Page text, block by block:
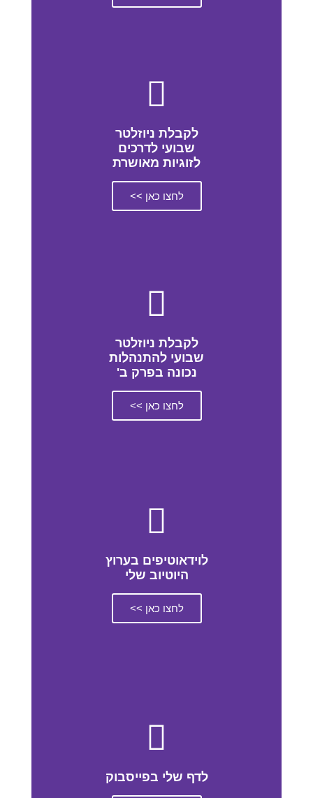
לקבלת ניוזלטר
שבועי לדרכים
לזוגיות מאושרת
לחצו כאן >>
לקבלת ניוזלטר
שבועי להתנהלות
נכונה בפרק ב'
לחצו כאן >>
לוידאוטיפים בערוץ
היוטיוב שלי
לחצו כאן >>
לדף שלי בפייסבוק